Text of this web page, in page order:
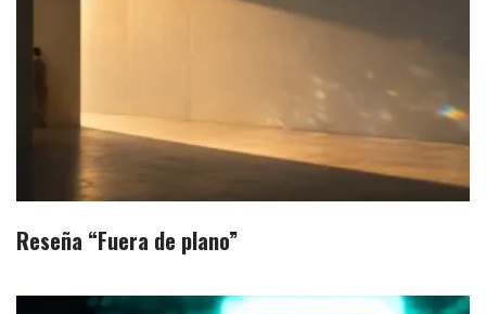
Reseña “Fuera de plano”